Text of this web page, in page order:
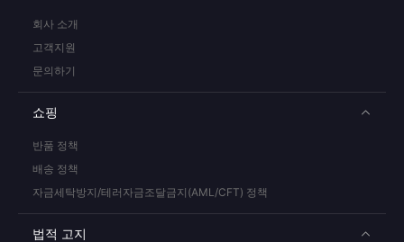
회사 소개
고객지원
문의하기
쇼핑
반품 정책
배송 정책
자금세탁방지/테러자금조달금지(AML/CFT) 정책
법적 고지